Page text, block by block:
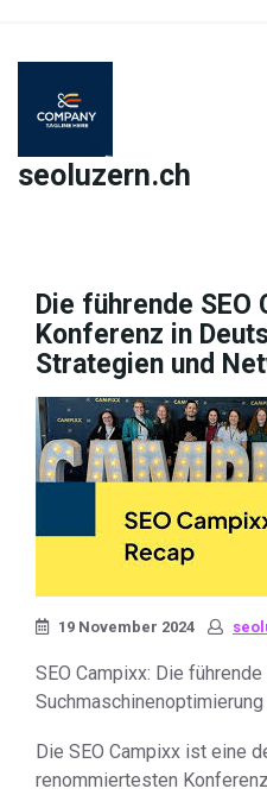
content
seoluzern.ch
Die führende SEO
Konferenz in
Strategien und
19 November 2024
SEO Campixx: Die
Die SEO Campixx ist eine
renommiertesten